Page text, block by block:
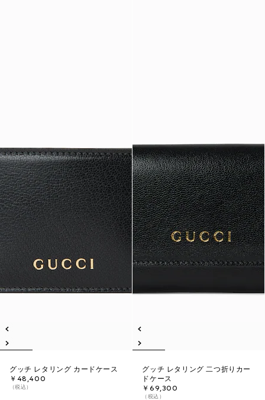
グッチ レタリング カードケース
￥48,400
（税込）
グッチ レタリング 二つ折りカー
ドケース
￥69,300
（税込）